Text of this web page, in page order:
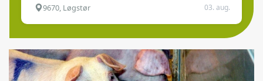
9670, Løgstør 03. aug.